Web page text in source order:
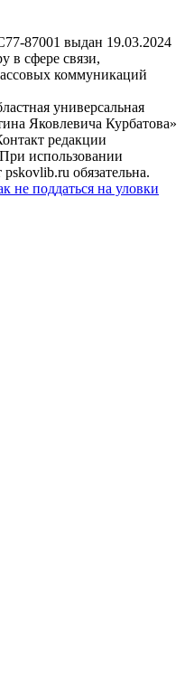
87001 выдан 19.03.2024
в сфере связи,
коммуникаций
универсальная
Яковлевича Курбатова»
редакции
При использовании
обязательна.
не поддаться на уловки